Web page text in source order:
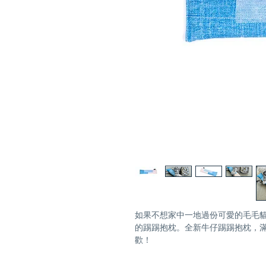
如果不想家中一地過份可愛的毛毛
的踢踢抱枕。全新牛仔踢踢抱枕，
歡！